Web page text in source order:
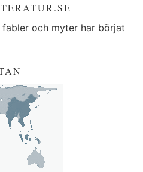
och myter har börjat